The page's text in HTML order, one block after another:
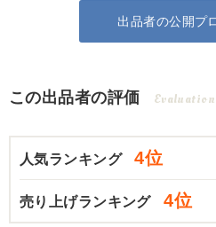
出品者の公開プ
この出品者の評価 Evaluation
人気ランキング 4位
売り上げランキング 4位